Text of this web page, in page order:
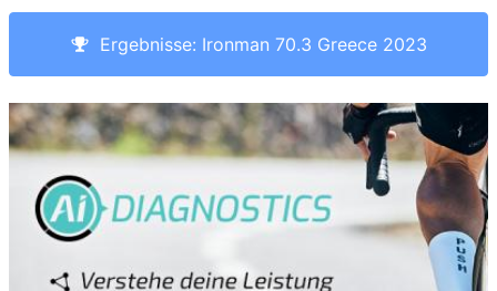
Ergebnisse: Ironman 70.3 Greece 2023